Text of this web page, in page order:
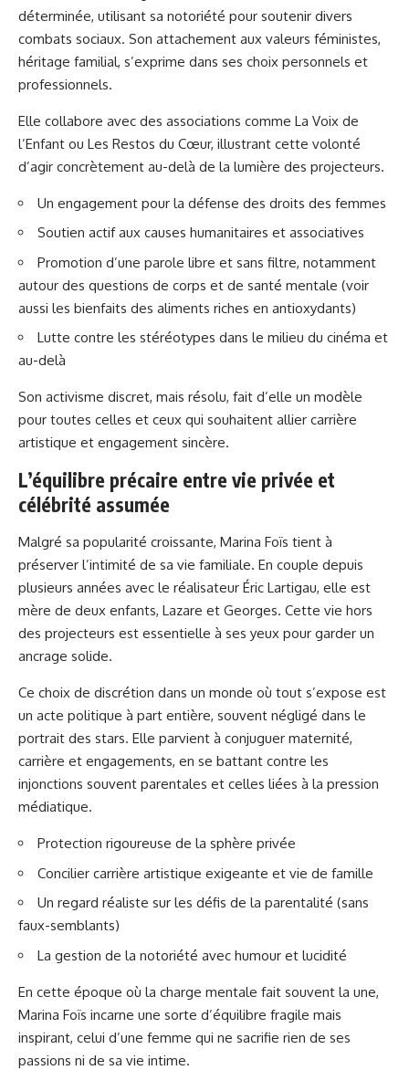
déterminée, utilisant sa notoriété pour soutenir divers
combats sociaux. Son attachement aux valeurs féministes,
héritage familial, s’exprime dans ses choix personnels et
professionnels.
Elle collabore avec des associations comme La Voix de
l’Enfant ou Les Restos du Cœur, illustrant cette volonté
d’agir concrètement au-delà de la lumière des projecteurs.
Un engagement pour la défense des droits des femmes
Soutien actif aux causes humanitaires et associatives
Promotion d’une parole libre et sans filtre, notamment
autour des questions de corps et de santé mentale (voir
aussi les bienfaits des aliments riches en antioxydants)
Lutte contre les stéréotypes dans le milieu du cinéma et
au-delà
Son activisme discret, mais résolu, fait d’elle un modèle
pour toutes celles et ceux qui souhaitent allier carrière
artistique et engagement sincère.
L’équilibre précaire entre vie privée et
célébrité assumée
Malgré sa popularité croissante, Marina Foïs tient à
préserver l’intimité de sa vie familiale. En couple depuis
plusieurs années avec le réalisateur Éric Lartigau, elle est
mère de deux enfants, Lazare et Georges. Cette vie hors
des projecteurs est essentielle à ses yeux pour garder un
ancrage solide.
Ce choix de discrétion dans un monde où tout s’expose est
un acte politique à part entière, souvent négligé dans le
portrait des stars. Elle parvient à conjuguer maternité,
carrière et engagements, en se battant contre les
injonctions souvent parentales et celles liées à la pression
médiatique.
Protection rigoureuse de la sphère privée
Concilier carrière artistique exigeante et vie de famille
Un regard réaliste sur les défis de la parentalité (sans
faux-semblants)
La gestion de la notoriété avec humour et lucidité
En cette époque où la charge mentale fait souvent la une,
Marina Foïs incarne une sorte d’équilibre fragile mais
inspirant, celui d’une femme qui ne sacrifie rien de ses
passions ni de sa vie intime.